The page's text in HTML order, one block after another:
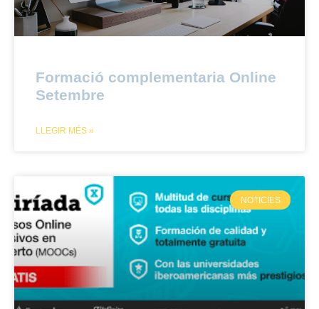
Formació complementaria Online
Setembre
LLEGIR MÉS »
NOTICIES